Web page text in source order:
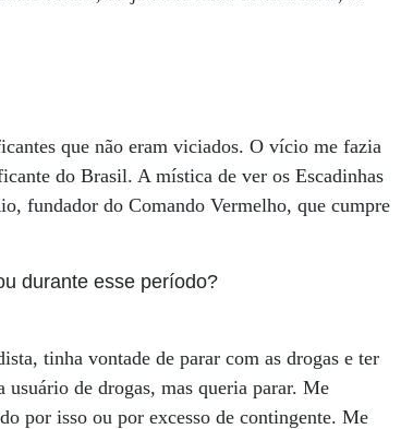
que não eram viciados. O vício me fazia
do Brasil. A mística de ver os Escadinhas
fundador do Comando Vermelho, que cumpre
durante esse período?
tinha vontade de parar com as drogas e ter
de drogas, mas queria parar. Me
por isso ou por excesso de contingente. Me